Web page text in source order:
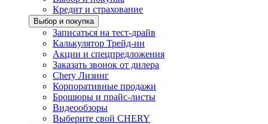
Кредит и страхование
Выбор и покупка
Записаться на тест-драйв
Калькулятор Трейд-ин
Акции и спецпредложения
Заказать звонок от дилера
Chery Лизинг
Корпоративные продажи
Брошюры и прайс-листы
Видеообзоры
Выберите свой CHERY